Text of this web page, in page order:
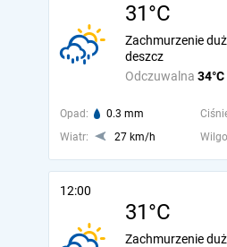
31°C
Odczuwalna 34°C
Zachmurzenie
deszcz
Opad: 0.3 mm
Wiatr:
27 km/h
12:00
31°C
Zachmurzenie